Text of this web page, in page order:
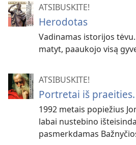
ATSIBUSKITE!
Herodotas
Vadinamas istorijos
matyt, paaukojo visą
ATSIBUSKITE!
Portretai iš
1992 metais popiežius
labai nustebino
pasmerkdamas